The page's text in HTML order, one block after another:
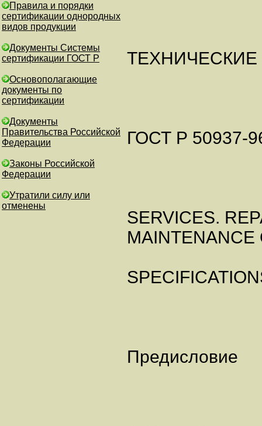
Правила и порядки
сертификации однородных
видов продукции
Документы Системы
сертификации ГОСТ Р
Основополагающие
документы по
сертификации
Документы
Правительства Российской
Федерации
Законы Российской
Федерации
Утратили силу или
отменены
ГОСТ Р 50937-
SERVICES.
MAINTENANCE
Предисловие